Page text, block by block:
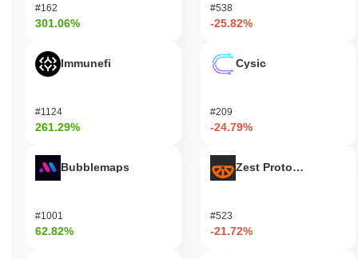
#162
301.06%
Immunefi
#1124
261.29%
Bubblemaps
#1001
62.82%
#538
-25.82%
Cysic
#209
-24.79%
Zest Protocol
#523
-21.72%